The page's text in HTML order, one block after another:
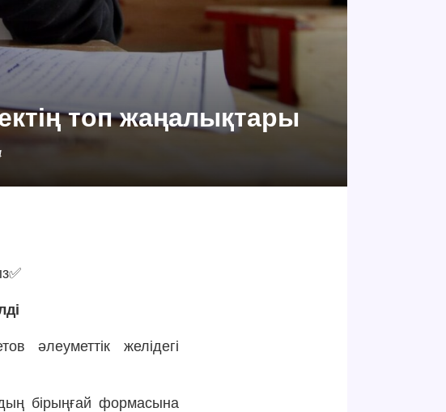
топ жаңалықтары
әлеуметтік желідегі
бірыңғай формасына